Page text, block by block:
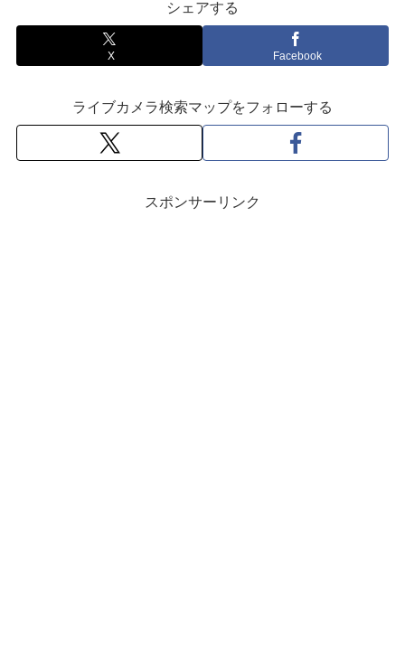
シェアする
X Facebook
ライブカメラ検索マップをフォローする
スポンサーリンク